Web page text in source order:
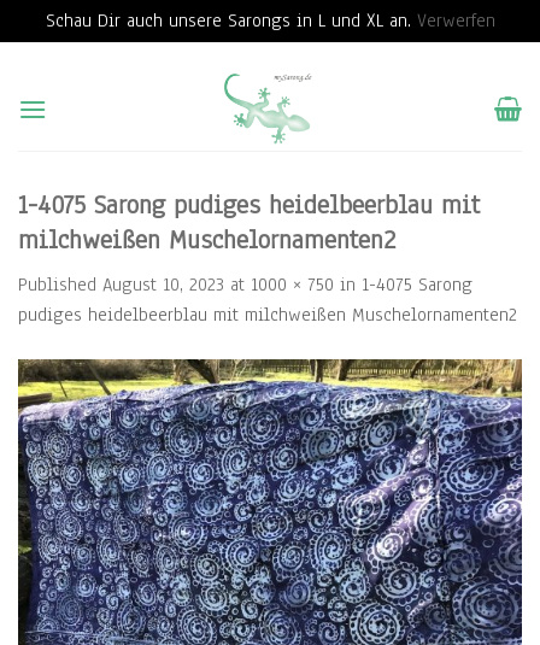
Schau Dir auch unsere Sarongs in L und XL an. Verwerfen
content
1-4075 Sarong pudiges heidelbeerblau mit
milchweißen Muschelornamenten2
Published August 10, 2023 at 1000 × 750 in 1-4075 Sarong
pudiges heidelbeerblau mit milchweißen Muschelornamenten2